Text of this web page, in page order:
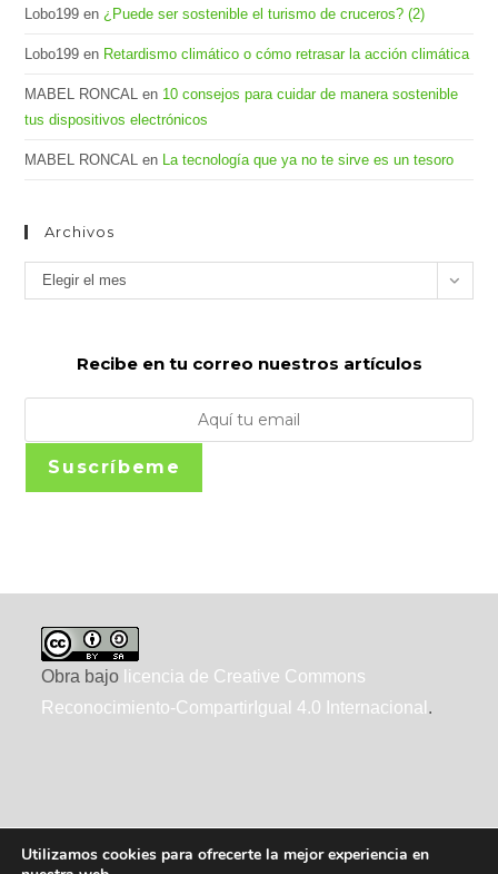
Lobo199 en¿Puede ser sostenible el turismo de cruceros? (2)
Lobo199 en Retardismo climático o cómo retrasar la acción climática
MABEL RONCAL en 10 consejos para cuidar de manera sostenible
tus dispositivos electrónicos
MABEL RONCAL en La tecnología que ya no te sirve es un tesoro
Archivos
Archivos
Elegir el mes
Recibe en tu correo nuestros artículos
Suscríbeme
Obra bajo licencia de Creative Commons
Reconocimiento-CompartirIgual 4.0 Internacional .
Utilizamos cookies para ofrecerte la mejor experiencia en